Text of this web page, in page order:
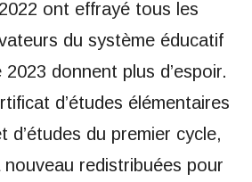
ont effrayé tous les
du système éducatif
donnent plus d’espoir.
d’études élémentaires
d’études du premier cycle,
redistribuées pour